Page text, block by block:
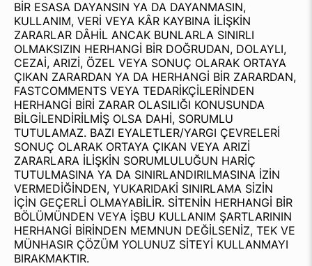
BİR ESASA DAYANSIN YA DA DAYANMASIN,
KULLANIM, VERİ VEYA KÂR KAYBINA İLİŞKİN
ZARARLAR DÂHİL ANCAK BUNLARLA SINIRLI
OLMAKSIZIN HERHANGİ BİR DOĞRUDAN, DOLAYLI,
CEZAİ, ARIZİ, ÖZEL VEYA SONUÇ OLARAK ORTAYA
ÇIKAN ZARARDAN YA DA HERHANGİ BİR ZARARDAN,
FASTCOMMENTS VEYA TEDARİKÇİLERİNDEN
HERHANGİ BİRİ ZARAR OLASILIĞI KONUSUNDA
BİLGİLENDİRİLMİŞ OLSA DAHİ, SORUMLU
TUTULAMAZ. BAZI EYALETLER/YARGI ÇEVRELERİ
SONUÇ OLARAK ORTAYA ÇIKAN VEYA ARIZİ
ZARARLARA İLİŞKİN SORUMLULUĞUN HARİÇ
TUTULMASINA YA DA SINIRLANDIRILMASINA İZİN
VERMEDİĞİNDEN, YUKARIDAKİ SINIRLAMA SİZİN
İÇİN GEÇERLİ OLMAYABİLİR. SİTENİN HERHANGİ BİR
BÖLÜMÜNDEN VEYA İŞBU KULLANIM ŞARTLARININ
HERHANGİ BİRİNDEN MEMNUN DEĞİLSENİZ, TEK VE
MÜNHASIR ÇÖZÜM YOLUNUZ SİTEYİ KULLANMAYI
BIRAKMAKTIR.